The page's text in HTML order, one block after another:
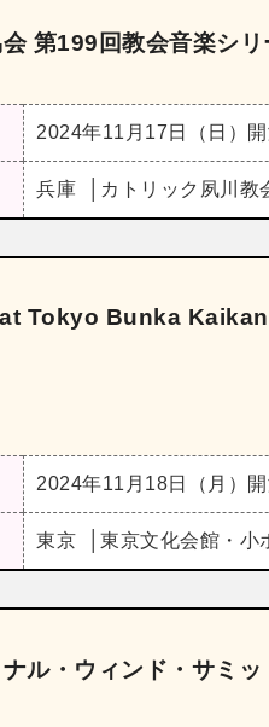
会 第199回教会音楽シリ
2024年11月17日（日）
兵庫 カトリック夙川教
Tokyo Bunka Kaikan
2024年11月18日（月）
東京 東京文化会館・小
ル・ウィンド・サミ